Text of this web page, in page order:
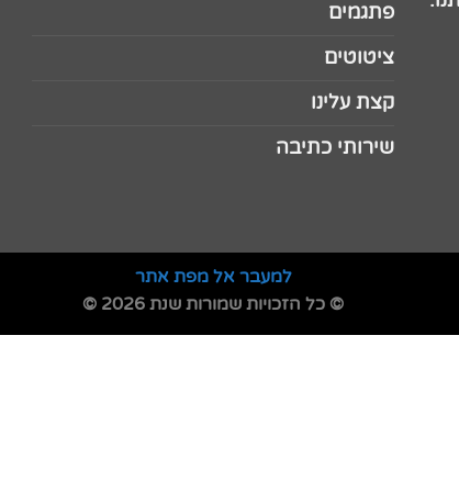
פתגמים
ציטוטים
קצת עלינו
שירותי כתיבה
למעבר אל מפת אתר
© כל הזכויות שמורות שנת 2026 ©